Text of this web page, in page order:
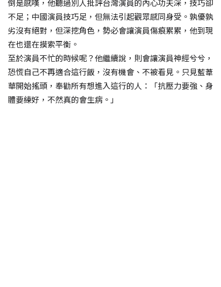
倒是感嘆，他聽過別人批評台灣演員的內心功夫深，技巧卻
不足；中國演員技巧足，但無法引起觀眾感同身受。孰優孰
劣沒有絕對，但深挖角色，勢必會讓演員傷痕累累，他到現
在也還在摸索平衡。
至於演員不忙的時候呢？他繼續說，則會讓演員神經兮兮，
恐慌自己不再適合這行飯，沒有機會、不被看見。只見藍葦
華開始搖頭，奉勸所有想進入這行的人：「抗壓力要強、身
體要練好，不然真的會生病。」